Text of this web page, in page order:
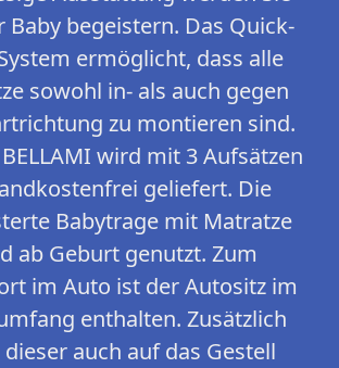
Baby begeistern. Das Quick-
ermöglicht, dass alle
sowohl in- als auch gegen
zu montieren sind.
BELLAMI wird mit 3 Aufsätzen
geliefert. Die
Babytrage mit Matratze
ab Geburt genutzt. Zum
im Auto ist der Autositz im
enthalten. Zusätzlich
auch auf das Gestell